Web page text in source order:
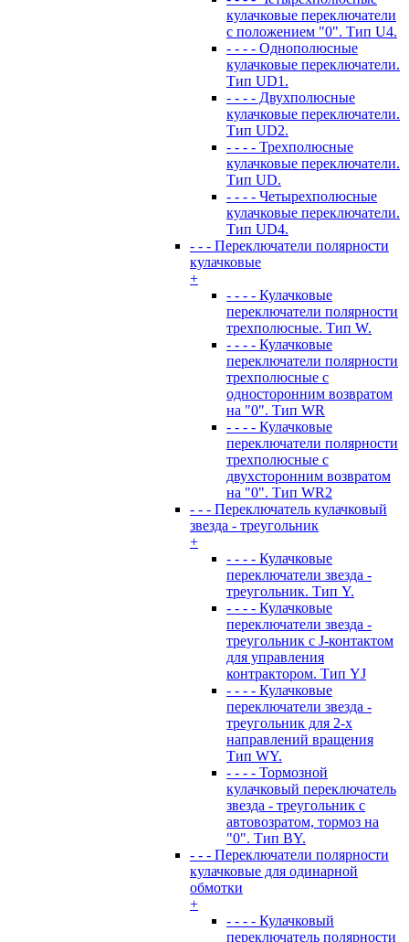
кулачковые переключатели
с положением "0". Тип U4.
- - - - Однополюсные
кулачковые переключатели.
Тип UD1.
- - - - Двухполюсные
кулачковые переключатели.
Тип UD2.
- - - - Трехполюсные
кулачковые переключатели.
Тип UD.
- - - - Четырехполюсные
кулачковые переключатели.
Тип UD4.
- - - Переключатели полярности
кулачковые
+
- - - - Кулачковые
переключатели полярности
трехполюсные. Тип W.
- - - - Кулачковые
переключатели полярности
трехполюсные с
односторонним возвратом
на "0". Тип WR
- - - - Кулачковые
переключатели полярности
трехполюсные с
двухсторонним возвратом
на "0". Тип WR2
- - - Переключатель кулачковый
звезда - треугольник
+
- - - - Кулачковые
переключатели звезда -
треугольник. Тип Y.
- - - - Кулачковые
переключатели звезда -
треугольник с J-контактом
для управления
контрактором. Тип YJ
- - - - Кулачковые
переключатели звезда -
треугольник для 2-х
направлений вращения
Тип WY.
- - - - Тормозной
кулачковый переключатель
звезда - треугольник с
автовозратом, тормоз на
"0". Тип BY.
- - - Переключатели полярности
кулачковые для одинарной
обмотки
+
- - - - Кулачковый
переключатель полярности